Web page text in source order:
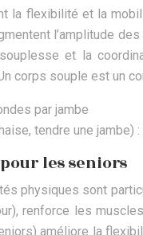
la flexibilité et la
l’amplitude
et la
corps souple est un
par jambe
tendre une jambe)
les seniors
physiques sont
renforce les
améliore la